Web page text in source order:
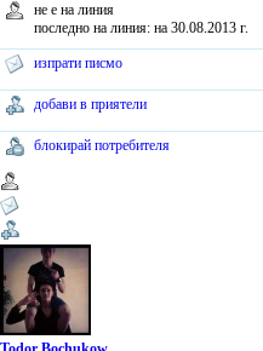
не е на линия
последно на линия: на 30.08.2013 г.
изпрати писмо
добави в приятели
блокирай потребителя